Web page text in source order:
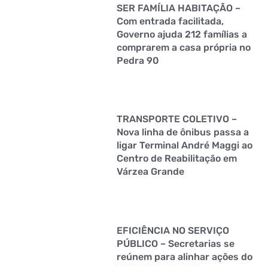
SER FAMÍLIA HABITAÇÃO –
Com entrada facilitada,
Governo ajuda 212 famílias a
comprarem a casa própria no
Pedra 90
TRANSPORTE COLETIVO –
Nova linha de ônibus passa a
ligar Terminal André Maggi ao
Centro de Reabilitação em
Várzea Grande
EFICIÊNCIA NO SERVIÇO
PÚBLICO – Secretarias se
reúnem para alinhar ações do